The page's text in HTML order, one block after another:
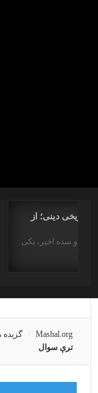
دینی؛ از
در دو سده اخیر، یکی
Mashal.org گزیده
ترې سوال